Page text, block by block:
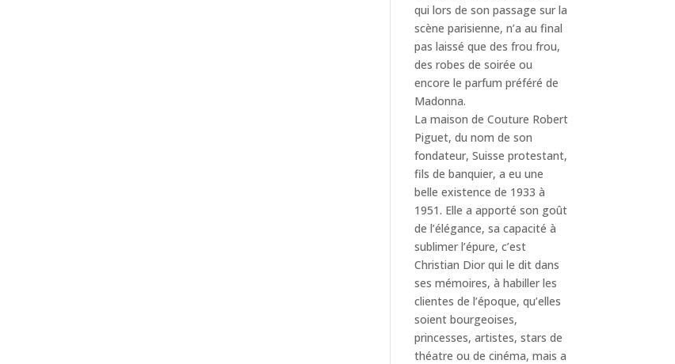
qui lors de son passage sur la
scène parisienne, n’a au final
pas laissé que des frou frou,
des robes de soirée ou
encore le parfum préféré de
Madonna.
La maison de Couture Robert
Piguet, du nom de son
fondateur, Suisse protestant,
fils de banquier, a eu une
belle existence de 1933 à
1951. Elle a apporté son goût
de l’élégance, sa capacité à
sublimer l’épure, c’est
Christian Dior qui le dit dans
ses mémoires, à habiller les
clientes de l’époque, qu’elles
soient bourgeoises,
princesses, artistes, stars de
théatre ou de cinéma, mais a